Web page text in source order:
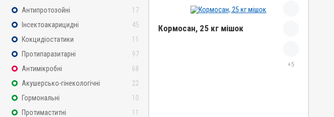
Антипротозойні
17
Інсектоакарицидні
45
Кокцидіостатики
11
Протипаразитарні
97
Антимікробні
68
Акушерсько-гінекологічні
22
Гормональні
10
Протимаститні
11
Кормосан, 25 кг мішок
+5